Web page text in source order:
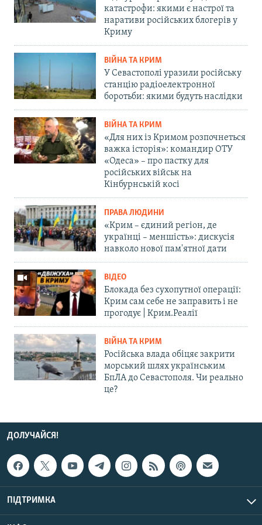
катастрофи: якими є настрої та
наративи російських блогерів у
Криму
ВІЙНА ТА КРИМ
У Севастополі уразили російську
станцію радіоелектронної
боротьби: якими будуть наслідки
ВІЙНА ТА КРИМ
«Для них із Кримом розпочнеться
важка історія»: командир ОТУ
«Одеса» – про пастку для
російських військ на
Кінбурнській косі
ПРАВА ЛЮДИНИ
«Крим – єдиний регіон, де
українці – меншість»: дискусія
навколо нової пам'ятної дати
ВІДЕО
Блокада без сухопутної операції:
Крим сам себе не заправить і не
прогодує | Крим.Реалії
ВІЙНА ТА КРИМ
Російська влада обіцяє закрити
морський шлях українським
БпЛА до Севастополя. Чи реально
це?
ДОЛУЧАЙСЯ!
ПІДТРИМКА